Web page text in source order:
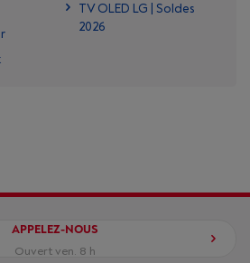
TV OLED LG | Soldes
2026
APPELEZ-NOUS
Ouvert ven. 8 h